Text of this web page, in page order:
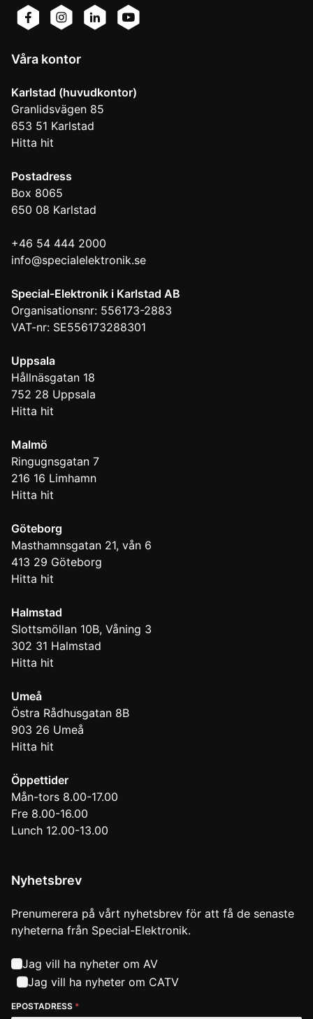
Våra kontor
Karlstad (huvudkontor)
Granlidsvägen 85
653 51 Karlstad
Hitta hit
Postadress
Box 8065
650 08 Karlstad
+46 54 444 2000
info@specialelektronik.se
Special-Elektronik i Karlstad AB
Organisationsnr: 556173-2883
VAT-nr: SE556173288301
Uppsala
Hållnäsgatan 18
752 28 Uppsala
Hitta hit
Malmö
Ringugnsgatan 7
216 16 Limhamn
Hitta hit
Göteborg
Masthamnsgatan 21, vån 6
413 29 Göteborg
Hitta hit
Halmstad
Slottsmöllan 10B, Våning 3
302 31 Halmstad
Hitta hit
Umeå
Östra Rådhusgatan 8B
903 26 Umeå
Hitta hit
Öppettider
Mån-tors 8.00-17.00
Fre 8.00-16.00
Lunch 12.00-13.00
Nyhetsbrev
Prenumerera på vårt nyhetsbrev för att få de senaste
nyheterna från Special-Elektronik.
Jag vill ha nyheter om AV
Jag vill ha nyheter om CATV
EPOSTADRESS *